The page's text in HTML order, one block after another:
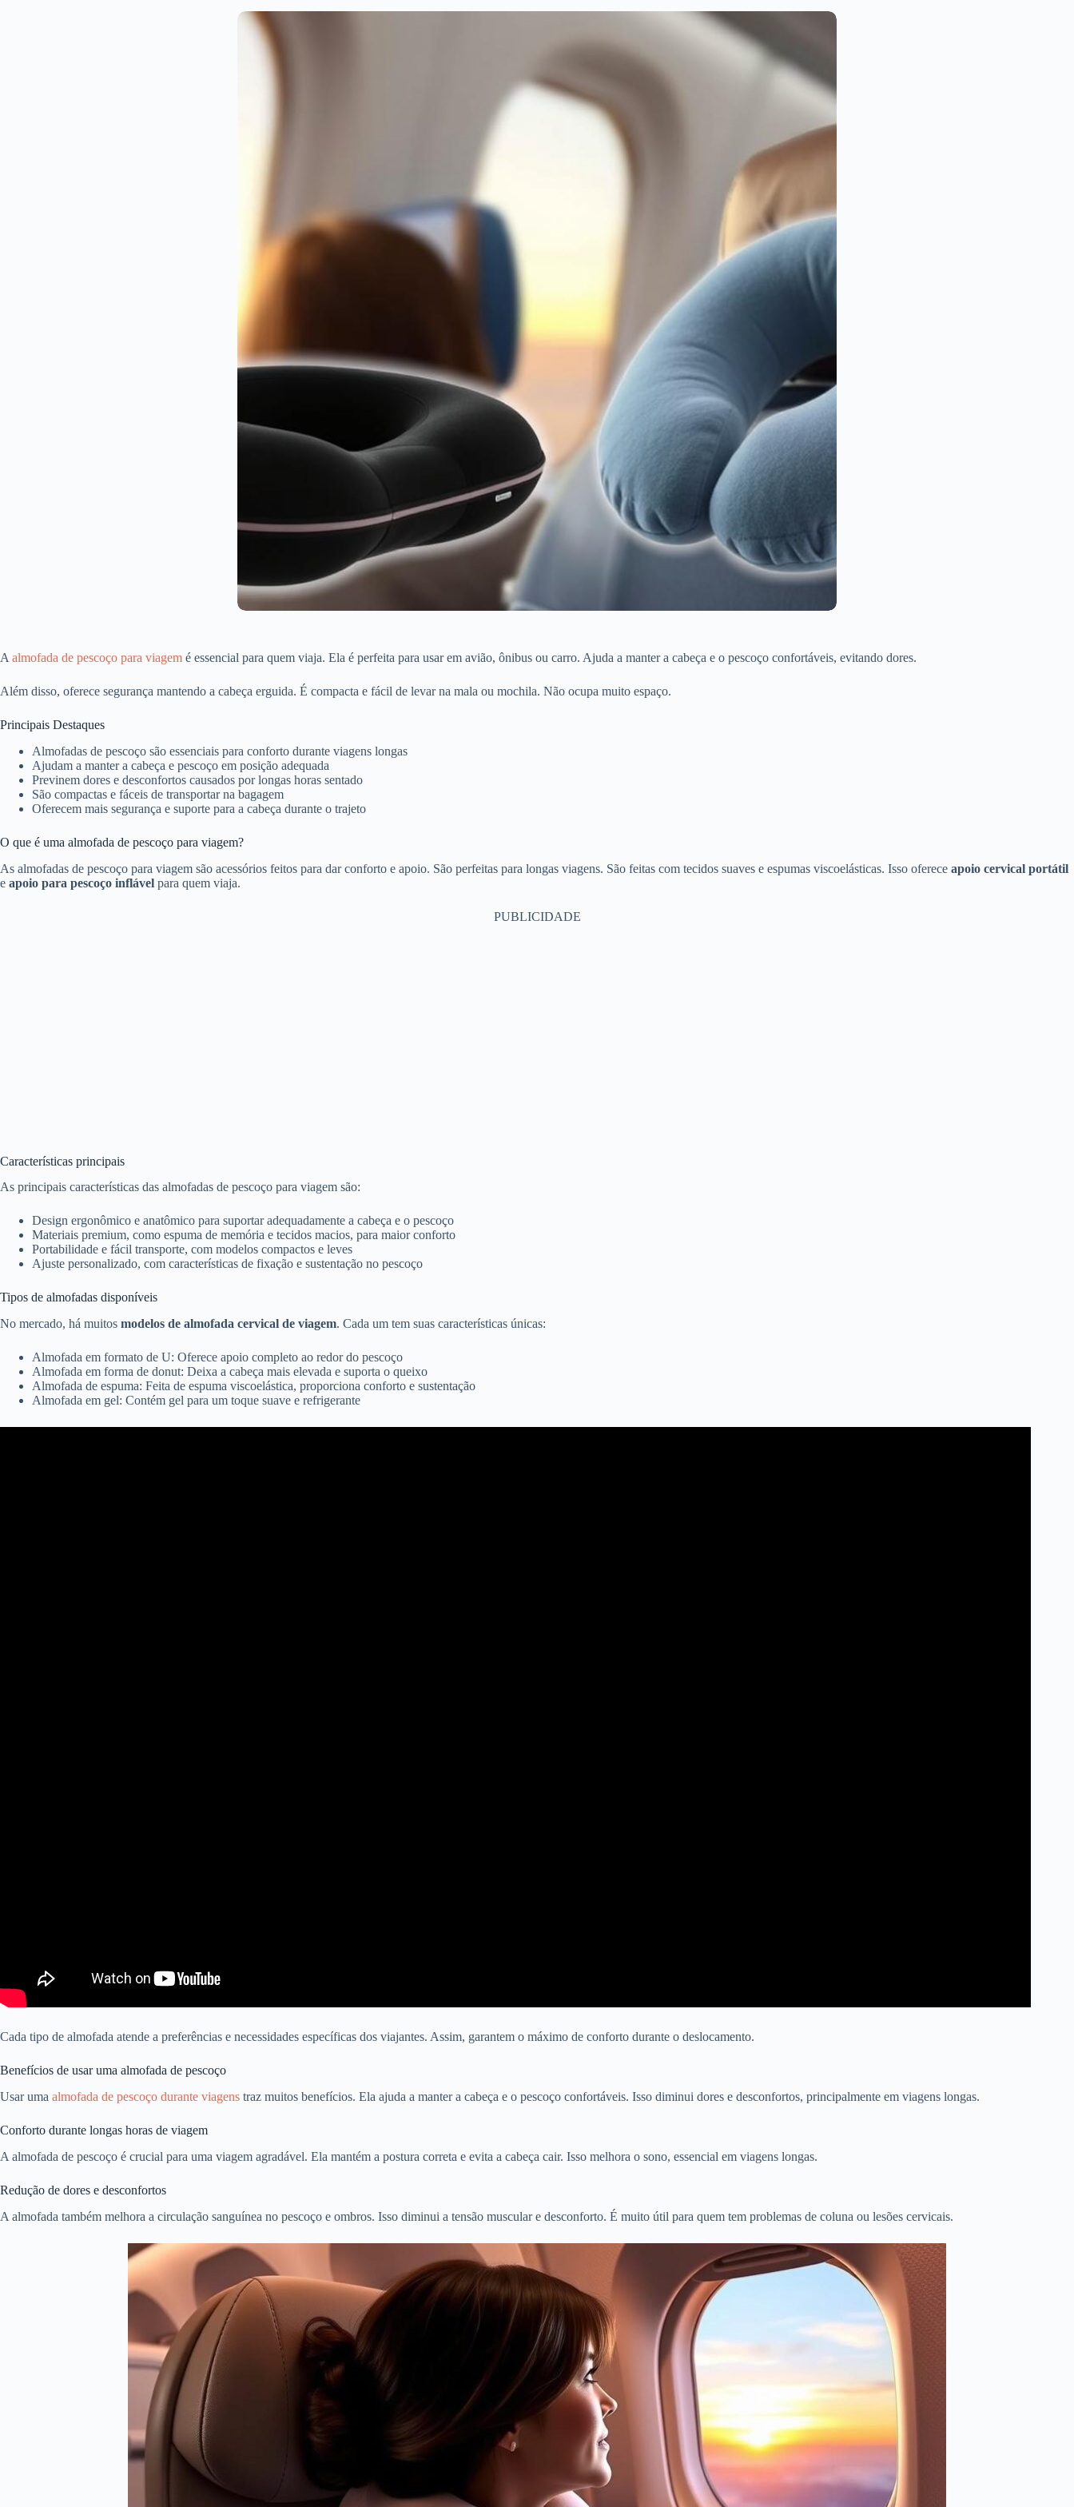
A almofada de pescoço para viagem é essencial para quem viaja. Ela é perfeita para usar em avião, ônibus ou carro. Ajuda a manter a cabeça e o pescoço confortáveis, evitando dores.
Além disso, oferece segurança mantendo a cabeça erguida. É compacta e fácil de levar na mala ou mochila. Não ocupa muito espaço.
Principais Destaques
Almofadas de pescoço são essenciais para conforto durante viagens longas
Ajudam a manter a cabeça e pescoço em posição adequada
Previnem dores e desconfortos causados por longas horas sentado
São compactas e fáceis de transportar na bagagem
Oferecem mais segurança e suporte para a cabeça durante o trajeto
O que é uma almofada de pescoço para viagem?
As almofadas de pescoço para viagem são acessórios feitos para dar conforto e apoio. São perfeitas para longas viagens. São feitas com tecidos suaves e espumas viscoelásticas. Isso oferece apoio cervical portátil
e apoio para pescoço inflável para quem viaja.
PUBLICIDADE
Características principais
As principais características das almofadas de pescoço para viagem são:
Design ergonômico e anatômico para suportar adequadamente a cabeça e o pescoço
Materiais premium, como espuma de memória e tecidos macios, para maior conforto
Portabilidade e fácil transporte, com modelos compactos e leves
Ajuste personalizado, com características de fixação e sustentação no pescoço
Tipos de almofadas disponíveis
No mercado, há muitos modelos de almofada cervical de viagem. Cada um tem suas características únicas:
Almofada em formato de U: Oferece apoio completo ao redor do pescoço
Almofada em forma de donut: Deixa a cabeça mais elevada e suporta o queixo
Almofada de espuma: Feita de espuma viscoelástica, proporciona conforto e sustentação
Almofada em gel: Contém gel para um toque suave e refrigerante
Cada tipo de almofada atende a preferências e necessidades específicas dos viajantes. Assim, garantem o máximo de conforto durante o deslocamento.
Benefícios de usar uma almofada de pescoço
Usar uma almofada de pescoço durante viagens traz muitos benefícios. Ela ajuda a manter a cabeça e o pescoço confortáveis. Isso diminui dores e desconfortos, principalmente em viagens longas.
Conforto durante longas horas de viagem
A almofada de pescoço é crucial para uma viagem agradável. Ela mantém a postura correta e evita a cabeça cair. Isso melhora o sono, essencial em viagens longas.
Redução de dores e desconfortos
A almofada também melhora a circulação sanguínea no pescoço e ombros. Isso diminui a tensão muscular e desconforto. É muito útil para quem tem problemas de coluna ou lesões cervicais.